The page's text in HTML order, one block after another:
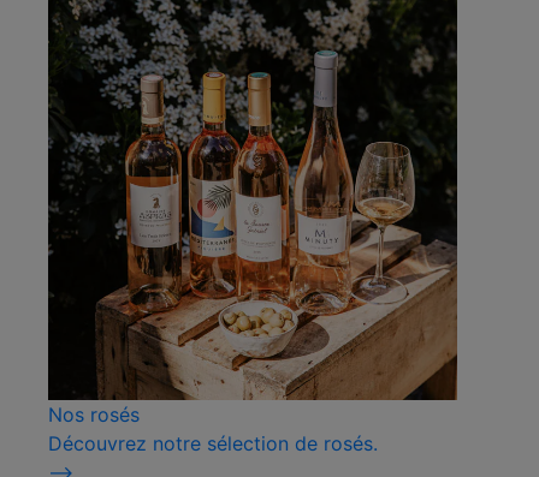
Nos rosés
Découvrez notre sélection de rosés.
⟶